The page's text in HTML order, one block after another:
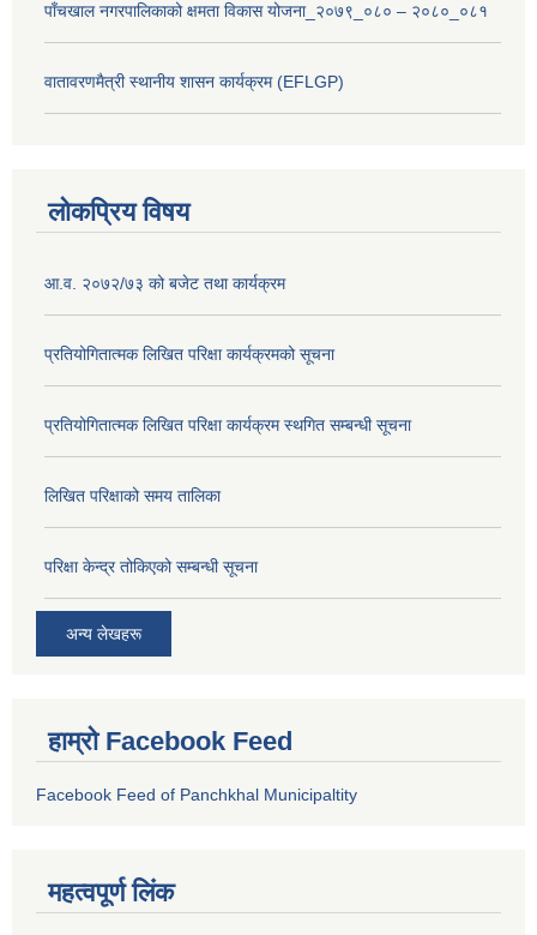
पाँचखाल नगरपालिकाको क्षमता विकास योजना_२०७९_०८० – २०८०_०८१
वातावरणमैत्री स्थानीय शासन कार्यक्रम (EFLGP)
लोकप्रिय विषय
आ.व. २०७२/७३ को बजेट तथा कार्यक्रम
प्रतियोगितात्मक लिखित परिक्षा कार्यक्रमको सूचना
प्रतियोगितात्मक लिखित परिक्षा कार्यक्रम स्थगित सम्बन्धी सूचना
लिखित परिक्षाको समय तालिका
परिक्षा केन्द्र तोकिएको सम्बन्धी सूचना
अन्य लेखहरू
हाम्रो Facebook Feed
Facebook Feed of Panchkhal Municipaltity
महत्वपूर्ण लिंक